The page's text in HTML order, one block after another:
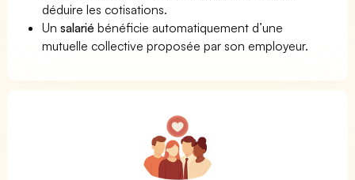
déduire les cotisations.
Unsalarié bénéficie automatiquement d’une
mutuelle collective proposée par son employeur.